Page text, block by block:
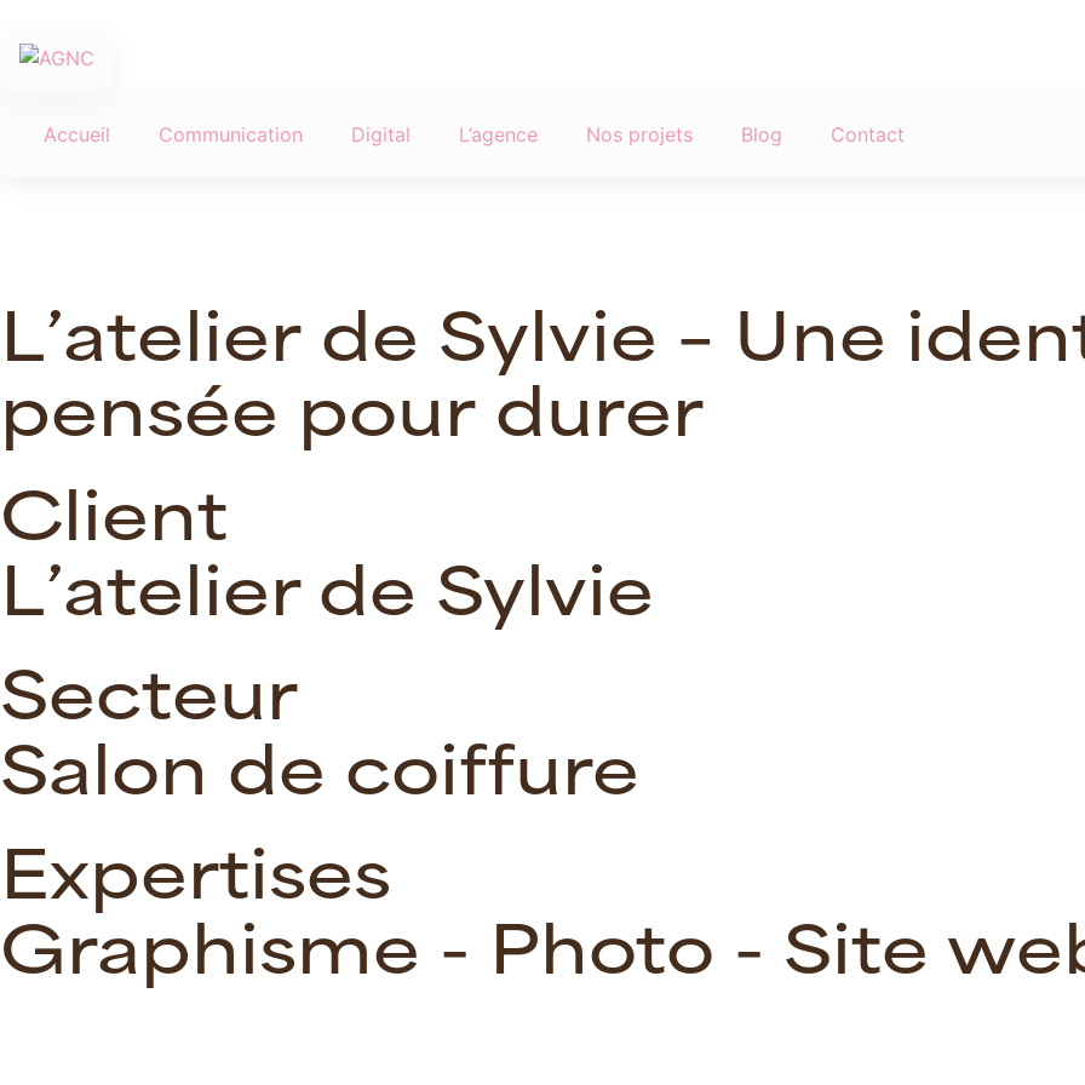
Accueil Communication Digital L’agence Nos projets Blog Contact
L’atelier de Sylvie – Une iden
pensée pour durer
Client
L’atelier de Sylvie
Secteur
Salon de coiffure
Expertises
Graphisme - Photo - Site